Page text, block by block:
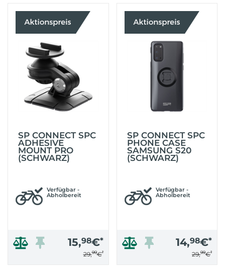
SP CONNECT SPC
ADHESIVE
MOUNT PRO
(SCHWARZ)
Verfügbar -
Abholbereit
15,98€*
29,99€*
SP CONNECT SPC
PHONE CASE
SAMSUNG S20
(SCHWARZ)
Verfügbar -
Abholbereit
14,98€*
29,99€*